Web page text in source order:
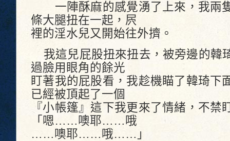
一陣酥麻的感覺湧了上來，我兩
條大腿扭在一起，屄
裡的淫水兒又開始往外擠。
我這兒屁股扭來扭去，被旁邊的韓
過臉用眼角的餘光
盯著我的屁股看，我趁機瞄了韓琦下
已經被頂起了一個
『小帳篷』這下我更來了情緒，不禁
「嗯……噢耶……哦
……噢耶……哦……」